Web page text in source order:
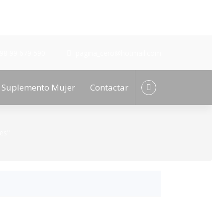
Suplemento Mujer Contactar